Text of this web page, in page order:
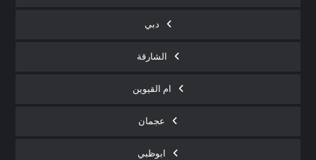
دبي
الشارقة
ام القيوين
عجمان
ابوظبي